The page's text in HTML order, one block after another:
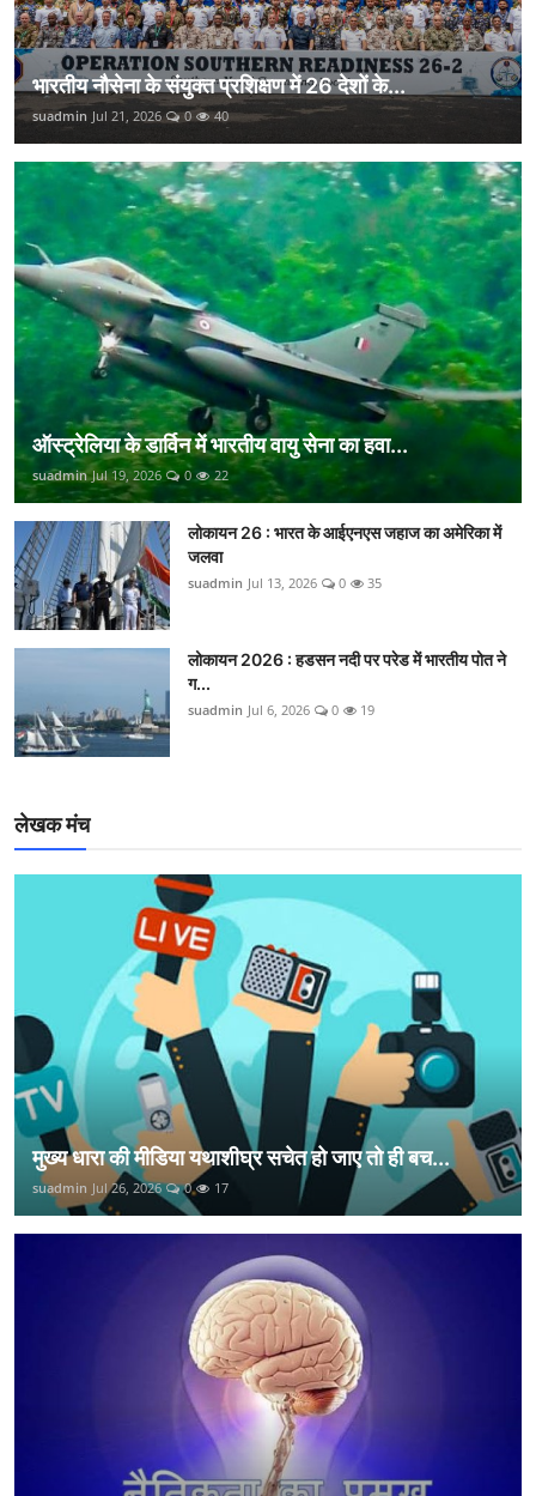
भारतीय नौसेना के संयुक्त प्रशिक्षण में 26 देशों के...
suadmin Jul 21, 2026 0 40
ऑस्ट्रेलिया के डार्विन में भारतीय वायु सेना का हवा...
suadmin Jul 19, 2026 0 22
लोकायन 26 : भारत के आईएनएस जहाज का अमेरिका में
जलवा
suadmin Jul 13, 2026 0 35
लोकायन 2026 : हडसन नदी पर परेड में भारतीय पोत ने
ग...
suadmin Jul 6, 2026 0 19
लेखक मंच
मुख्य धारा की मीडिया यथाशीघ्र सचेत हो जाए तो ही बच...
suadmin Jul 26, 2026 0 17